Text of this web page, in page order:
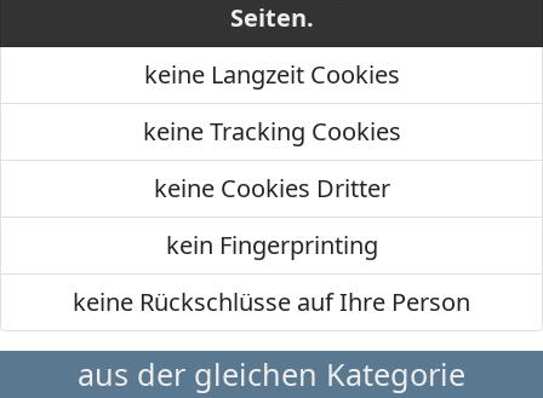
Seiten.
keine Langzeit Cookies
keine Tracking Cookies
keine Cookies Dritter
kein Fingerprinting
keine Rückschlüsse auf Ihre Person
aus der gleichen Kategorie